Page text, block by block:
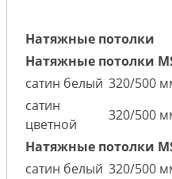
Натяжные потолки
Натяжные потолки
сатин белый 320/500
сатин
цветной
320/500
Натяжные потолки
сатин белый 320/500